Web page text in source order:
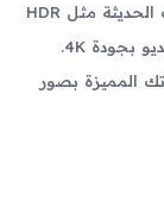
ظروف الإضاءة المنخفضة. تدعم الكاميرا التقنيات الحديثة مثل HDR
ووضع البانوراما، بالإضافة إلى إمكانية تصوير الفيديو بجودة 4K.
المميزة بصور